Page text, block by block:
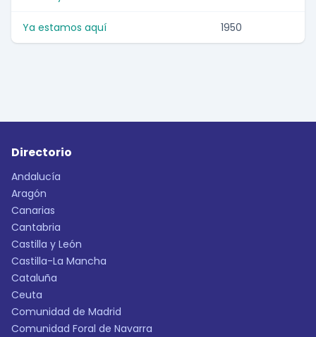
Ya estamos aquí 1950
Directorio
Andalucía
Aragón
Canarias
Cantabria
Castilla y León
Castilla-La Mancha
Cataluña
Ceuta
Comunidad de Madrid
Comunidad Foral de Navarra